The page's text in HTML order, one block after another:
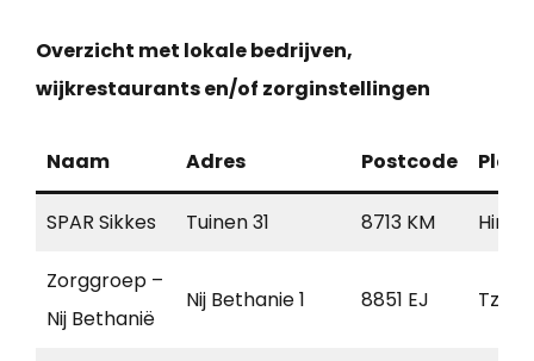
Overzicht met lokale bedrijven,
wijkrestaurants en/of zorginstellingen
Naam Adres Postcode
SPAR Sikkes Tuinen 31 8713 KM
Zorggroep –
Nij Bethanië
Nij Bethanie 1 8851 EJ